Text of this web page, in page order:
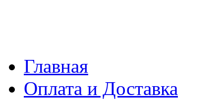
Главная
Оплата и Доставка